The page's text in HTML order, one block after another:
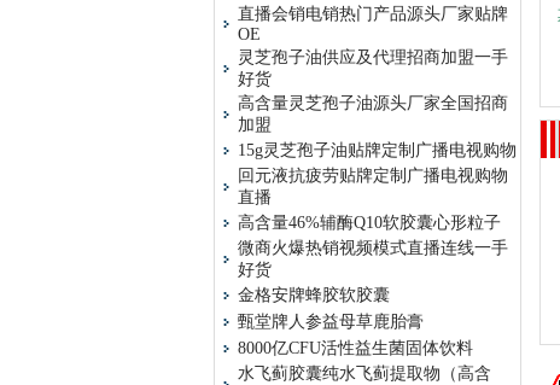
直播会销电销热门产品源头厂家贴牌
OE
灵芝孢子油供应及代理招商加盟一手
好货
高含量灵芝孢子油源头厂家全国招商
加盟
15g灵芝孢子油贴牌定制广播电视购物
回元液抗疲劳贴牌定制广播电视购物
直播
高含量46%辅酶Q10软胶囊心形粒子
微商火爆热销视频模式直播连线一手
好货
金格安牌蜂胶软胶囊
甄堂牌人参益母草鹿胎膏
8000亿CFU活性益生菌固体饮料
水飞蓟胶囊纯水飞蓟提取物（高含